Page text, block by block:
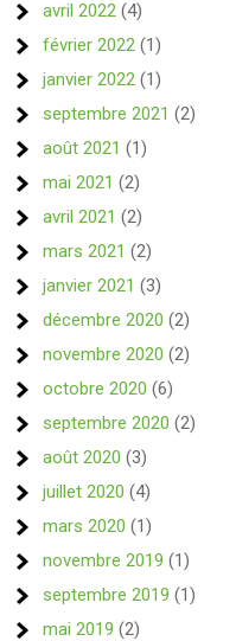
avril 2022 (4)
février 2022 (1)
janvier 2022 (1)
septembre 2021 (2)
août 2021 (1)
mai 2021 (2)
avril 2021 (2)
mars 2021 (2)
janvier 2021 (3)
décembre 2020 (2)
novembre 2020 (2)
octobre 2020 (6)
septembre 2020 (2)
août 2020 (3)
juillet 2020 (4)
mars 2020 (1)
novembre 2019 (1)
septembre 2019 (1)
mai 2019 (2)